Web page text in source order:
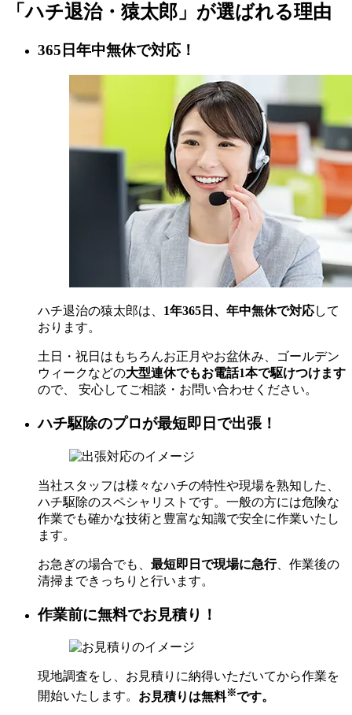
「ハチ退治・猿太郎」が選ばれる理由
365日年中無休で対応！
ハチ退治の猿太郎は、 1年365日、年中無休で対応して
おります。
土日・祝日はもちろんお正月やお盆休み、ゴールデン
ウィークなどの大型連休でもお電話1本で駆けつけます
ので、 安心してご相談・お問い合わせください。
ハチ駆除のプロが最短即日で出張！
当社スタッフは様々なハチの特性や現場を熟知した、
ハチ駆除のスペシャリストです。一般の方には危険な
作業でも確かな技術と豊富な知識で安全に作業いたし
ます。
お急ぎの場合でも、 最短即日で現場に急行、作業後の
清掃まできっちりと行います。
作業前に無料でお見積り！
現地調査をし、お見積りに納得いただいてから作業を
開始いたします。 お見積りは無料※です。